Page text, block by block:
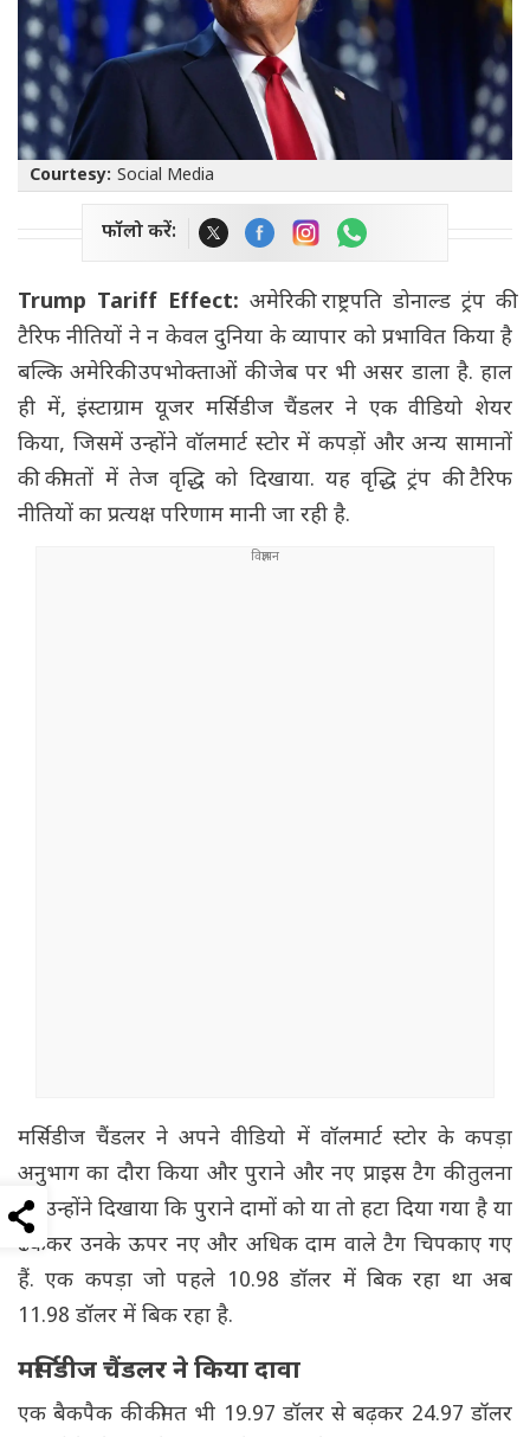
Courtesy: Social Media
फॉलो करें:
Trump Tariff Effect: अमेरिकी राष्ट्रपति डोनाल्ड ट्रंप की
टैरिफ नीतियों ने न केवल दुनिया के व्यापार को प्रभावित किया है
बल्कि अमेरिकी उपभोक्ताओं की जेब पर भी असर डाला है. हाल
ही में, इंस्टाग्राम यूजर मर्सिडीज चैंडलर ने एक वीडियो शेयर
किया, जिसमें उन्होंने वॉलमार्ट स्टोर में कपड़ों और अन्य सामानों
की कीमतों में तेज वृद्धि को दिखाया. यह वृद्धि ट्रंप की टैरिफ
नीतियों का प्रत्यक्ष परिणाम मानी जा रही है.
मर्सिडीज चैंडलर ने अपने वीडियो में वॉलमार्ट स्टोर के कपड़ा
अनुभाग का दौरा किया और पुराने और नए प्राइस टैग की तुलना
की. उन्होंने दिखाया कि पुराने दामों को या तो हटा दिया गया है या
ढककर उनके ऊपर नए और अधिक दाम वाले टैग चिपकाए गए
हैं. एक कपड़ा जो पहले 10.98 डॉलर में बिक रहा था अब
11.98 डॉलर में बिक रहा है.
मर्सिडीज चैंडलर ने किया दावा
एक बैकपैक की कीमत भी 19.97 डॉलर से बढ़कर 24.97 डॉलर